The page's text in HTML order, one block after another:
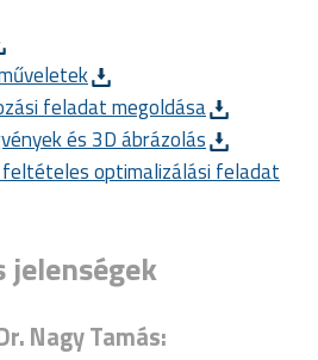
feladat megoldása
és 3D ábrázolás
optimalizálási feladat
jelenségek
Nagy Tamás: